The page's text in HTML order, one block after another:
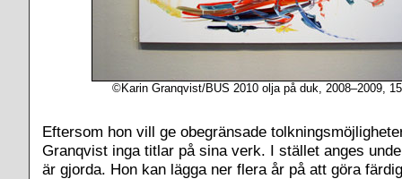
©Karin Granqvist/BUS 2010 olja på duk, 2008–2009,
Eftersom hon vill ge obegränsade
Granqvist inga titlar på sina verk. I stället anges
är gjorda. Hon kan lägga ner flera år på att göra